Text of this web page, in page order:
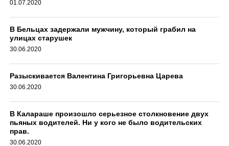
01.07.2020
В Бельцах задержали мужчину, который грабил на
улицах старушек
30.06.2020
Разыскивается Валентина Григорьевна Царева
30.06.2020
В Калараше произошло серьезное столкновение двух
пьяных водителей. Ни у кого не было водительских
прав.
30.06.2020